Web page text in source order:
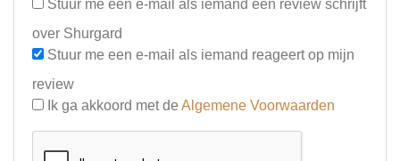
Stuur me een e-mail als iemand een review schrijft
over Shurgard
Stuur me een e-mail als iemand reageert op mijn
review
Ik ga akkoord met de Algemene Voorwaarden